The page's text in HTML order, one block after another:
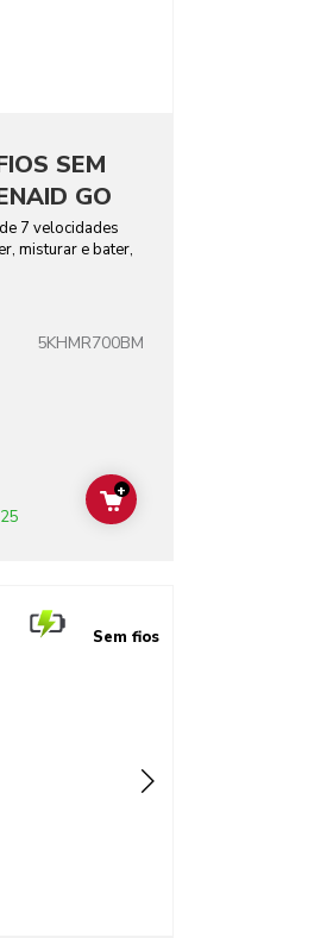
SEM
GO
7 velocidades
misturar e bater,
5KHMR700BM
ADD TO CART
+
Sem fios